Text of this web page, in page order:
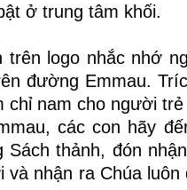
ở trung tâm khối.
trên logo nhắc nhớ
đường Emmau.
chỉ nam cho người
các con hãy
Sáchthảnh, đón
nhận ra Chúa